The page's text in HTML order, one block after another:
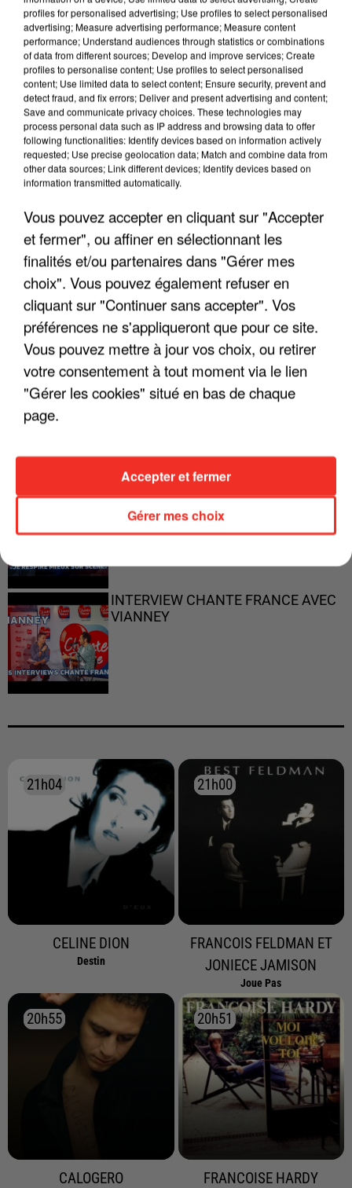
LES INTERVIEWS CHANTE
FRANCE
Voir plus
"JE SUIS À DISPOSITION DES
"ON A TOUS LE TRAC"
"ON N'EST PAS DES PARENTS
"JE RESPIRE MIEUX SUR SCÈNE" -
CALOGERO
INTERVIEW CHANTE FRANCE AVEC
VIANNEY
21h04
21h04
CELINE DION
Destin
21h00
21h00
FRANCOIS FELDMAN ET
JONIECE JAMISON
Joue Pas
20h55
20h55
CALOGERO
20h51
20h51
FRANCOISE HARDY
profiles for personalised advertising; Use profiles to select personalised
advertising; Measure advertising performance; Measure content
performance; Understand audiences through statistics or combinations
of data from different sources; Develop and improve services; Create
profiles to personalise content; Use profiles to select personalised
content; Use limited data to select content; Ensure security, prevent and
detect fraud, and fix errors; Deliver and present advertising and content;
Save and communicate privacy choices. These technologies may
process personal data such as IP address and browsing data to offer
following functionalities: Identify devices based on information actively
requested; Use precise geolocation data; Match and combine data from
other data sources; Link different devices; Identify devices based on
information transmitted automatically.
Vous pouvez accepter en cliquant sur "Accepter
et fermer", ou affiner en sélectionnant les
finalités et/ou partenaires dans "Gérer mes
choix". Vous pouvez également refuser en
cliquant sur "Continuer sans accepter". Vos
préférences ne s'appliqueront que pour ce site.
Vous pouvez mettre à jour vos choix, ou retirer
votre consentement à tout moment via le lien
"Gérer les cookies" situé en bas de chaque
page.
Gérer mes choix
Accepter et fermer